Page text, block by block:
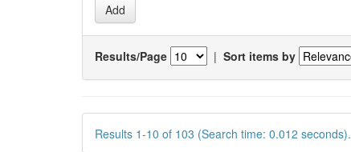
Results/Page | Sort items by
Results 1-10 of 103 (Search time: 0.012 seconds).